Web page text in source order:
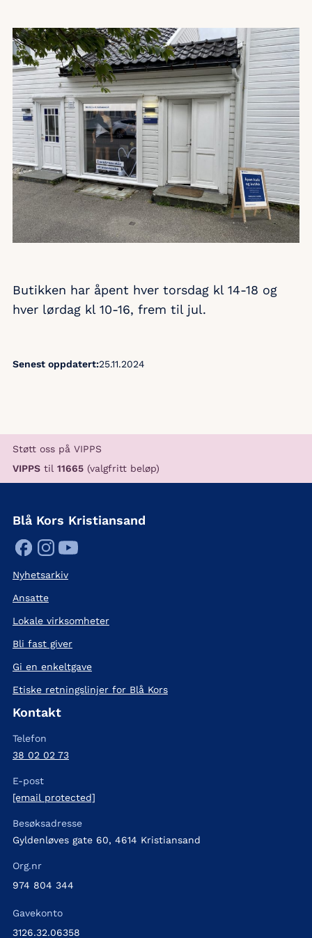
Butikken har åpent hver torsdag kl 14-18 og
hver lørdag kl 10-16, frem til jul.
Senest oppdatert:25.11.2024
Støtt oss på VIPPS
VIPPS til 11665 (valgfritt beløp)
Blå Kors Kristiansand
Nyhetsarkiv
Ansatte
Lokale virksomheter
Bli fast giver
Gi en enkeltgave
Etiske retningslinjer for Blå Kors
Kontakt
Telefon
38 02 02 73
E-post
[email protected]
Besøksadresse
Gyldenløves gate 60, 4614 Kristiansand
Org.nr
974 804 344
Gavekonto
3126.32.06358